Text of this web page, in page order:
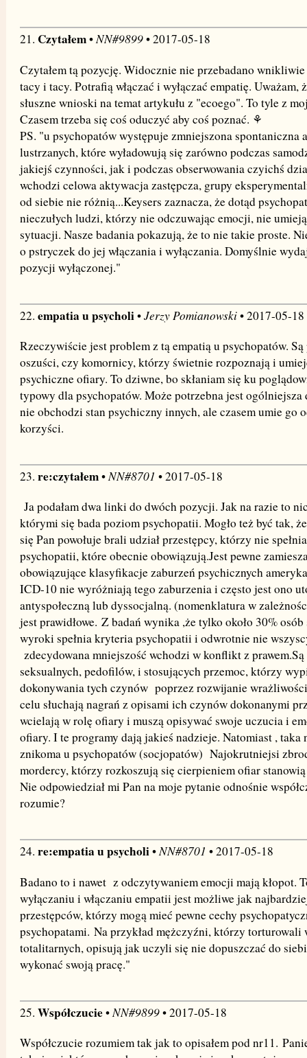
21. Czytałem•NN#9899• 2017-05-18
Czytałem tą pozycję. Widocznie nie przebadano
tacy i tacy. Potrafią włączać i wyłączać empatię. Uważam,
słuszne wnioski na temat artykułu z "ecoego". To tyle z
Czasem trzeba się coś oduczyć aby coś poznać. ⚘
PS. "u psychopatów występuje zmniejszona spontaniczna
lustrzanych, które wyładowują się zarówno podczas
jakiejś czynności, jak i podczas obserwowania czyichś
wchodzi celowa aktywacja zastępcza, grupy
od siebie nie różnią...Keysers zaznacza, że dotąd
nieczułych ludzi, którzy nie odczuwając emocji, nie
sytuacji. Nasze badania pokazują, że to nie takie proste.
o pstryczek do jej włączania i wyłączania. Domyślnie
pozycji wyłączonej."
22. empatia u psycholi•Jerzy Pomianowski• 2017-05-18
Rzeczywiście jest problem z tą empatią u psychopatów.
oszuści, czy komornicy, którzy świetnie rozpoznają i
psychiczne ofiary. To dziwne, bo skłaniam się ku
typowy dla psychopatów. Może potrzebna jest
nie obchodzi stan psychiczny innych, ale czasem umie go
korzyści.
23. re:czytałem•NN#8701 • 2017-05-18
Ja podałam dwa linki do dwóch pozycji. Jak na razie to
którymi się bada poziom psychopatii. Mogło też być tak,
się Pan powołuje brali udział przestępcy, którzy nie
psychopatii, które obecnie obowiązują.Jest pewne
obowiązujące klasyfikacje zaburzeń psychicznych
ICD-10 nie wyróżniają tego zaburzenia i często jest ono
antyspołeczną lub dyssocjalną. (nomenklatura w
jest prawidłowe. Z badań wynika ,że tylko około 30%
wyroki spełnia kryteria psychopatii i odwrotnie nie
zdecydowana mniejszość wchodzi w konflikt z
seksualnych, pedofilów, i stosujących przemoc, którzy
dokonywania tych czynów poprzez rozwijanie
celu słuchają nagrań z opisami ich czynów dokonanymi
wcielają w rolę ofiary i muszą opisywać swoje uczucia i
ofiary. I te programy dają jakieś nadzieje. Natomiast , taka
znikoma u psychopatów (socjopatów) Najokrutniejsi
mordercy, którzy rozkoszują się cierpieniem ofiar
Nie odpowiedział mi Pan na moje pytanie odnośnie
rozumie?
24. re:empatia u psycholi•NN#8701 • 2017-05-18
Badano to i nawet z odczytywaniem emocji mają kłopot.
wyłączaniu i włączaniu empatii jest możliwe jak
przestępców, którzy mogą mieć pewne cechy
psychopatami. Na przykład mężczyźni, którzy torturowali
totalitarnych, opisują jak uczyli się nie dopuszczać do
wykonać swoją pracę."
25. Współczucie• NN#9899• 2017-05-18
Współczucie rozumiem tak jak to opisałem pod nr11.